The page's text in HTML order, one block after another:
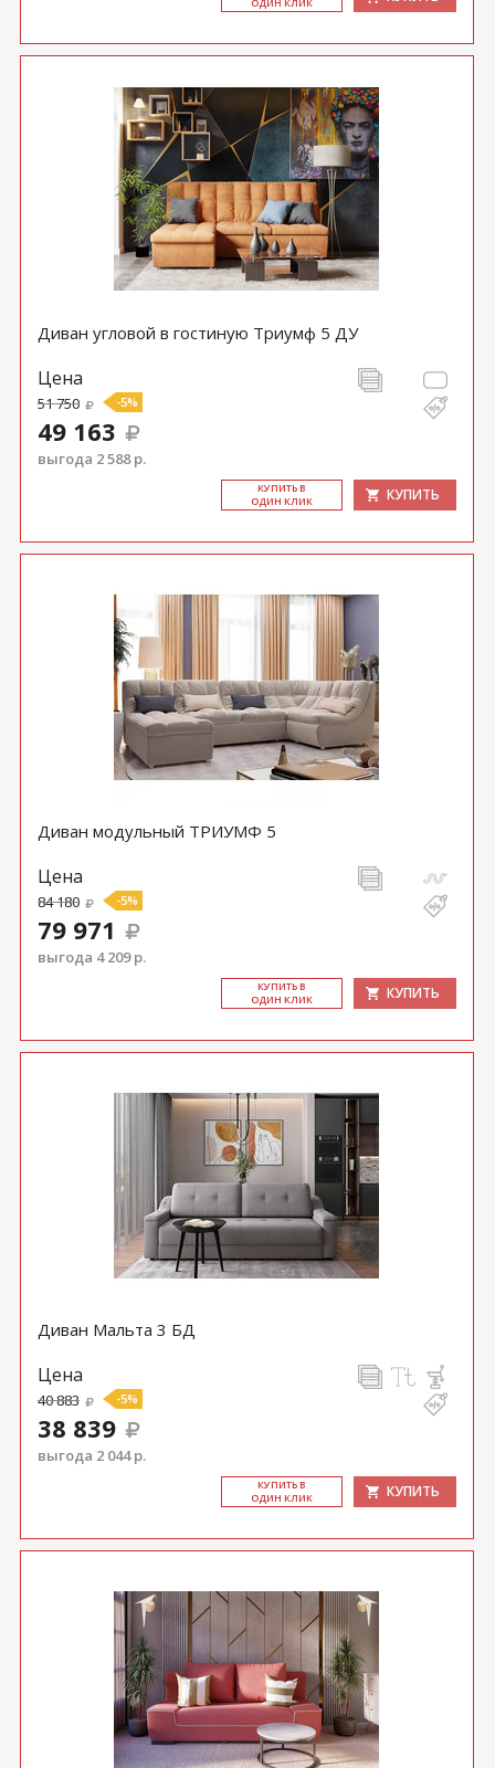
Диван угловой в гостиную Триумф 5 ДУ
Цена
51 750 -5%
49 163
выгода 2 588 р.
КУ­ПИТЬ В
ОДИН КЛИК
КУПИТЬ
Диван модульный ТРИУМФ 5
Цена
84 180 -5%
79 971
выгода 4 209 р.
КУ­ПИТЬ В
ОДИН КЛИК
КУПИТЬ
Диван Мальта 3 БД
Цена
40 883 -5%
38 839
выгода 2 044 р.
КУ­ПИТЬ В
ОДИН КЛИК
КУПИТЬ